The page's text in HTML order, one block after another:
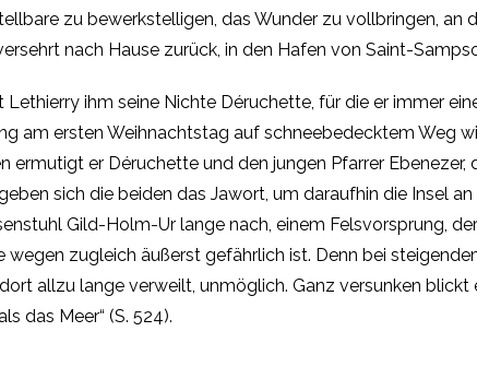
zu bewerkstelligen, das Wunder zu vollbringen,
nach Hause zurück, in den Hafen von Saint-
ihm seine Nichte Déruchette, für die er immer
am ersten Weihnachtstag auf schneebedecktem Weg
ermutigt er Déruchette und den jungen Pfarrer
sich die beiden das Jawort, um daraufhin die Insel
Gild-Holm-Ur lange nach, einem Felsvorsprung,
zugleich äußerst gefährlich ist. Denn bei
allzu lange verweilt, unmöglich. Ganz versunken
das Meer“ (S. 524).